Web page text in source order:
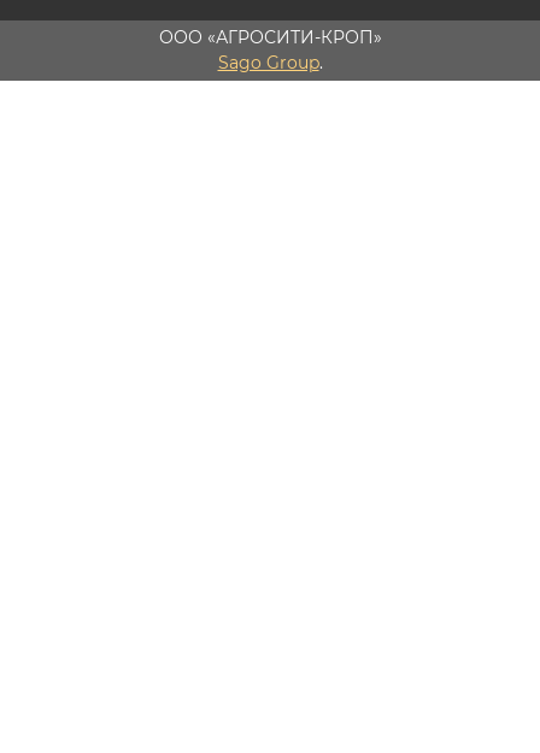
ООО «АГРОСИТИ-КРОП»
Sago Group.